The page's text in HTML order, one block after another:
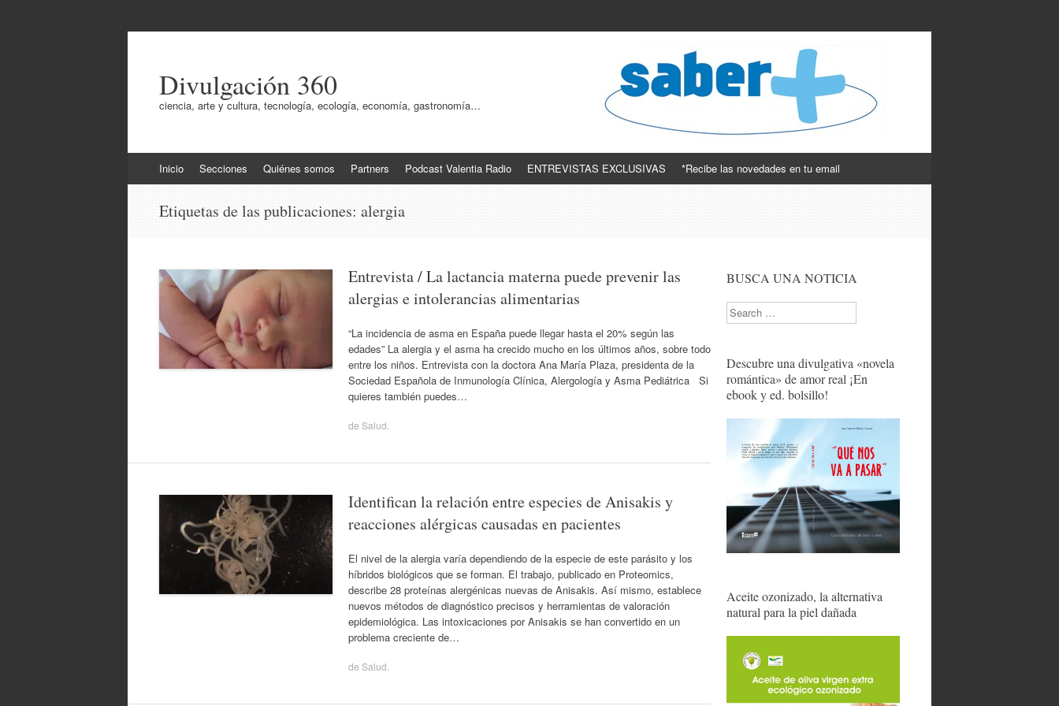
Divulgación 360
ciencia, arte y cultura, tecnología, ecología, economía, gastronomía…
al
Inicio Secciones Quiénes somos Partners Podcast Valentia Radio ENTREVISTAS EXCLUSIVAS *Recibe las novedades en tu email
Etiquetas de las publicaciones: alergia
Entrevista / La lactancia materna puede prevenir las
alergias e intolerancias alimentarias
“La incidencia de asma en España puede llegar hasta el 20% según las
edades” La alergia y el asma ha crecido mucho en los últimos años, sobre todo
entre los niños. Entrevista con la doctora Ana María Plaza, presidenta de la
Sociedad Española de Inmunología Clínica, Alergología y Asma Pediátrica Si
quieres también puedes…
de Salud
Identifican la relación entre especies de Anisakis y
reacciones alérgicas causadas en pacientes
El nivel de la alergia varía dependiendo de la especie de este parásito y los
híbridos biológicos que se forman. El trabajo, publicado en Proteomics,
describe 28 proteínas alergénicas nuevas de Anisakis. Así mismo, establece
nuevos métodos de diagnóstico precisos y herramientas de valoración
epidemiológica. Las intoxicaciones por Anisakis se han convertido en un
problema creciente de…
de Salud
BUSCA UNA NOTICIA
Search
Descubre una divulgativa «novela
romántica» de amor real ¡En
ebook y ed. bolsillo!
Aceite ozonizado, la alternativa
natural para la piel dañada